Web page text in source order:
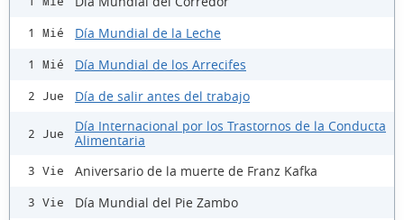
1 Mié Día Mundial de la Leche
1 Mié Día Mundial de los Arrecifes
2 Jue Día de salir antes del trabajo
2 Jue
Día Internacional por los Trastornos de la Conducta
Alimentaria
3 Vie Aniversario de la muerte de Franz Kafka
3 Vie Día Mundial del Pie Zambo